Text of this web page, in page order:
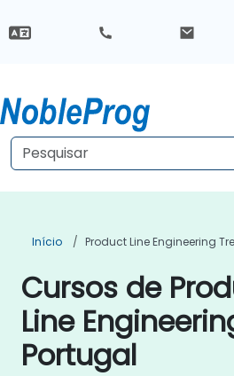
Início Product Line Engineering
Cursos de
Line
Portugal